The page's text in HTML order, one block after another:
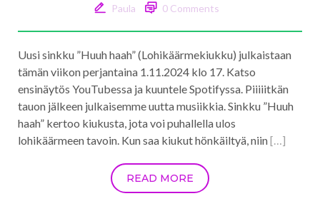
Paula
0 Comments
Uusi sinkku ”Huuh haah” (Lohikäärmekiukku) julkaistaan
tämän viikon perjantaina 1.11.2024 klo 17. Katso
ensinäytös YouTubessa ja kuuntele Spotifyssa. Piiiiitkän
tauon jälkeen julkaisemme uutta musiikkia. Sinkku ”Huuh
haah” kertoo kiukusta, jota voi puhallella ulos
lohikäärmeen tavoin. Kun saa kiukut hönkäiltyä, niin[…]
READ MORE